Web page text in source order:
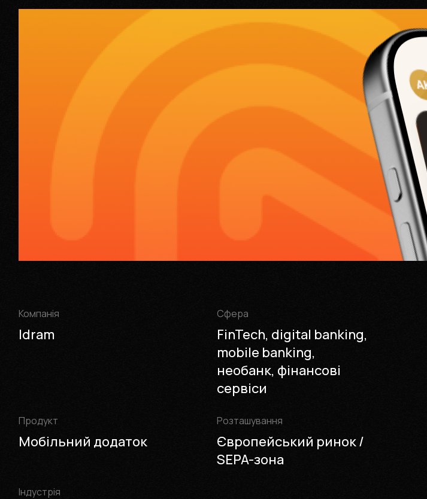
Компанія
Idram
Cфера
FinTech, digital banking,
mobile banking,
необанк, фінансові
сервіси
Продукт
Мобільний додаток
Розташування
Європейський ринок /
SEPA-зона
Iндустрія